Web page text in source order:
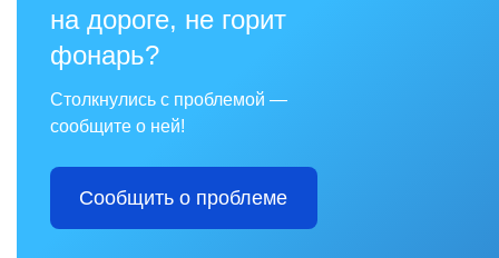
на дороге, не горит
фонарь?
Столкнулись с проблемой —
сообщите о ней!
Сообщить о проблеме